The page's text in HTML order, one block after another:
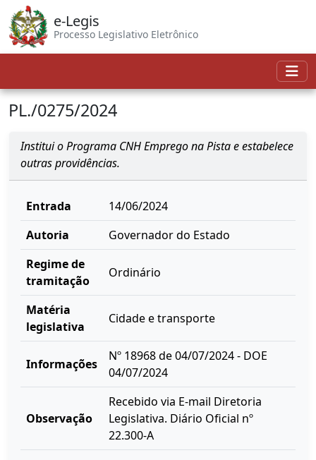
e-Legis
Processo Legislativo Eletrônico
PL./0275/2024
Institui o Programa CNH Emprego na Pista e estabelece
outras providências.
Entrada
14/06/2024
Autoria
Governador do Estado
Regime de
tramitação
Ordinário
Matéria
legislativa
Cidade e transporte
Informações
Nº 18968 de 04/07/2024 - DOE
04/07/2024
Observação
Recebido via E-mail Diretoria
Legislativa. Diário Oficial nº
22.300-A